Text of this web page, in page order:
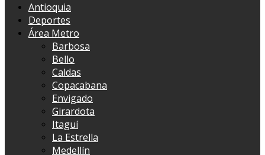
Antioquia
Deportes
Área Metro
Barbosa
Bello
Caldas
Copacabana
Envigado
Girardota
Itaguí
La Estrella
Medellín